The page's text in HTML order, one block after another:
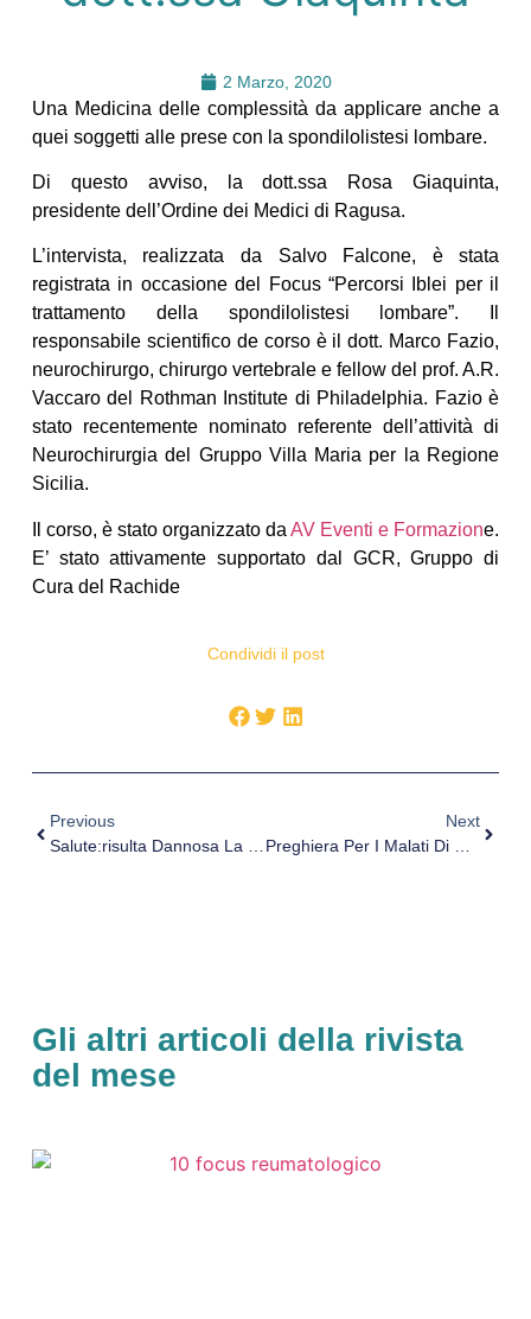
2 Marzo, 2020
Una Medicina delle complessità da applicare anche a
quei soggetti alle prese con la spondilolistesi lombare.
Di questo avviso, la dott.ssa Rosa Giaquinta,
presidente dell’Ordine dei Medici di Ragusa.
L’intervista, realizzata da Salvo Falcone, è stata
registrata in occasione del Focus “Percorsi Iblei per il
trattamento della spondilolistesi lombare”. Il
responsabile scientifico de corso è il dott. Marco Fazio,
neurochirurgo, chirurgo vertebrale e fellow del prof. A.R.
Vaccaro del Rothman Institute di Philadelphia. Fazio è
stato recentemente nominato referente dell’attività di
Neurochirurgia del Gruppo Villa Maria per la Regione
Sicilia.
Il corso, è stato organizzato daAV Eventi e Formazione.
E’ stato attivamente supportato dal GCR, Gruppo di
Cura del Rachide
Condividi il post
Previous
Next
Gli altri articoli della rivista
del mese